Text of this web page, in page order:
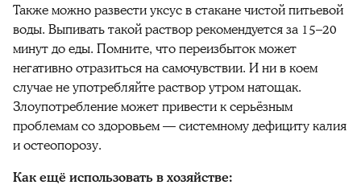
Также можно развести уксус в стакане чистой питьевой
воды. Выпивать такой раствор рекомендуется за 15–20
минут до еды. Помните, что переизбыток может
негативно отразиться на самочувствии. И ни в коем
случае не употребляйте раствор утром натощак.
Злоупотребление может привести к серьёзным
проблемам со здоровьем — системному дефициту калия
и остеопорозу.
Как ещё использовать в хозяйстве: